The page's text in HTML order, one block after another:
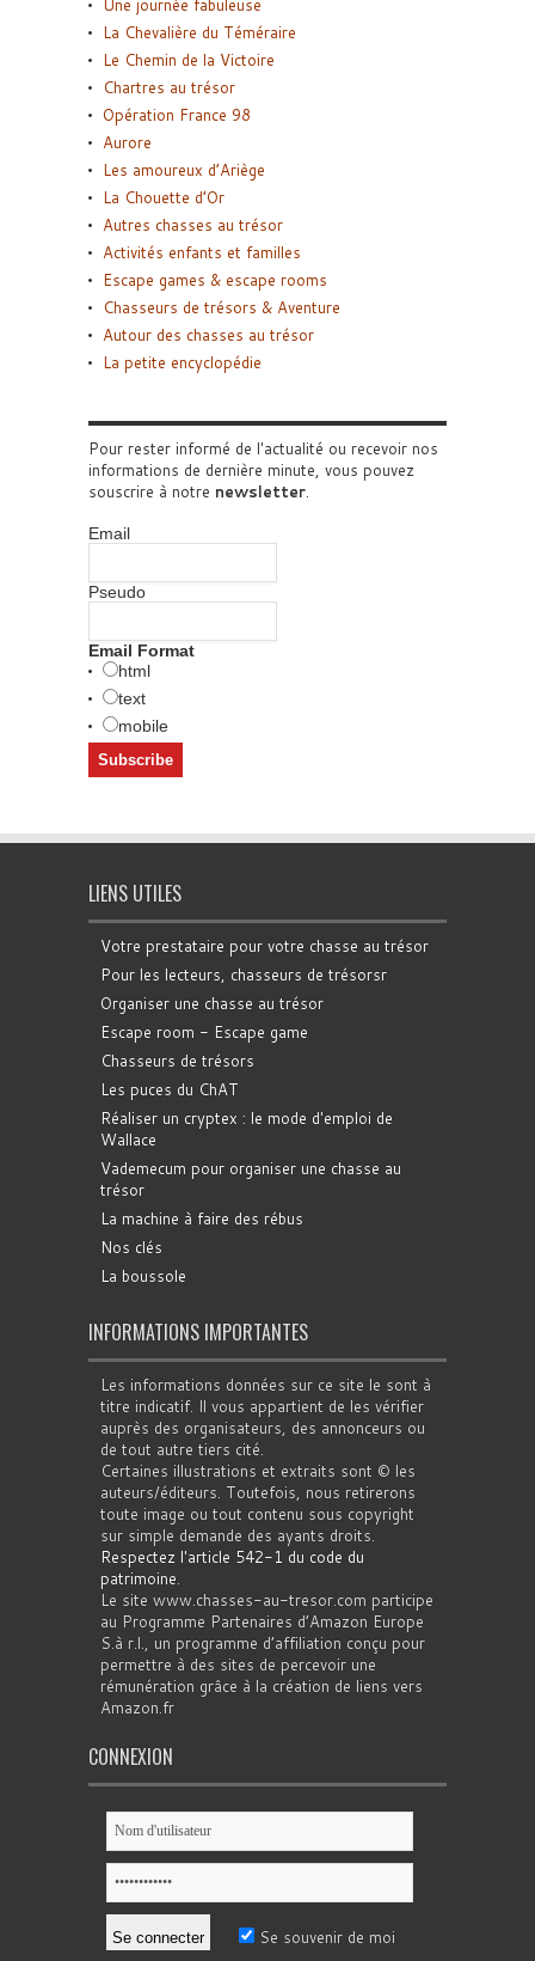
Une journée fabuleuse
La Chevalière du Téméraire
Le Chemin de la Victoire
Chartres au trésor
Opération France 98
Aurore
Les amoureux d’Ariège
La Chouette d’Or
Autres chasses au trésor
Activités enfants et familles
Escape games & escape rooms
Chasseurs de trésors & Aventure
Autour des chasses au trésor
La petite encyclopédie
Pour rester informé de l'actualité ou recevoir nos
informations de dernière minute, vous pouvez
souscrire à notre newsletter.
Email
Pseudo
Email Format
html
text
mobile
LIENS UTILES
Votre prestataire pour votre chasse au trésor
Pour les lecteurs, chasseurs de trésorsr
Organiser une chasse au trésor
Escape room - Escape game
Chasseurs de trésors
Les puces du ChAT
Réaliser un cryptex : le mode d'emploi de
Wallace
Vademecum pour organiser une chasse au
trésor
La machine à faire des rébus
Nos clés
La boussole
INFORMATIONS IMPORTANTES
Les informations données sur ce site le sont à
titre indicatif. Il vous appartient de les vérifier
auprès des organisateurs, des annonceurs ou
de tout autre tiers cité.
Certaines illustrations et extraits sont © les
auteurs/éditeurs. Toutefois, nous retirerons
toute image ou tout contenu sous copyright
sur simple demande des ayants droits.
Respectez l'article 542-1 du code du
patrimoine.
Le site www.chasses-au-tresor.com participe
au Programme Partenaires d’Amazon Europe
S.à r.l., un programme d’affiliation conçu pour
permettre à des sites de percevoir une
rémunération grâce à la création de liens vers
Amazon.fr
CONNEXION
Se souvenir de moi